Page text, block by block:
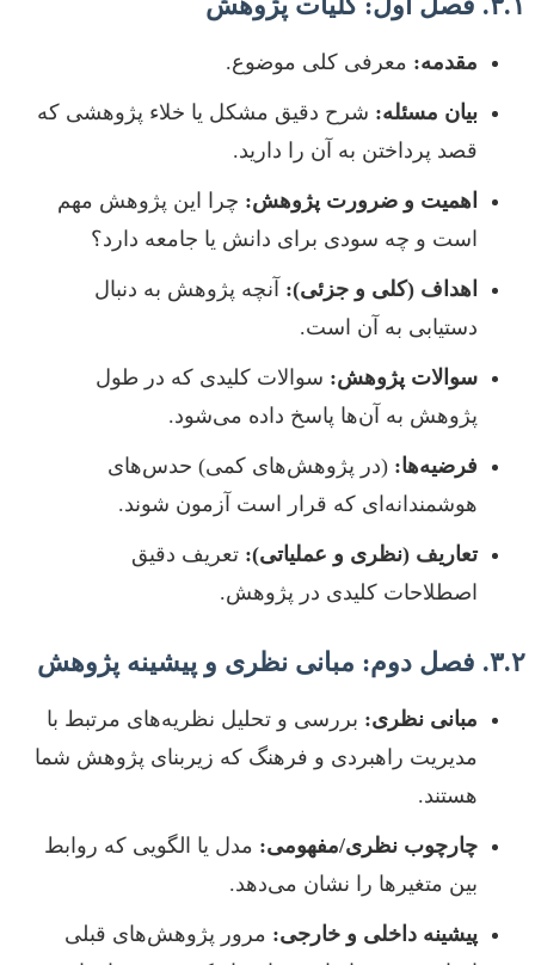
مقدمه: معرفی کلی موضوع.
بیان مسئله: شرح دقیق مشکل یا خلاء پژوهشی که
قصد پرداختن به آن را دارید.
اهمیت و ضرورت پژوهش: چرا این پژوهش مهم
است و چه سودی برای دانش یا جامعه دارد؟
اهداف (کلی و جزئی): آنچه پژوهش به دنبال
دستیابی به آن است.
سوالات پژوهش: سوالات کلیدی که در طول
پژوهش به آن‌ها پاسخ داده می‌شود.
فرضیه‌ها: (در پژوهش‌های کمی) حدس‌های
هوشمندانه‌ای که قرار است آزمون شوند.
تعاریف (نظری و عملیاتی): تعریف دقیق
اصطلاحات کلیدی در پژوهش.
۳.۲. فصل دوم: مبانی نظری و پیشینه پژوهش
مبانی نظری: بررسی و تحلیل نظریه‌های مرتبط با
مدیریت راهبردی و فرهنگ که زیربنای پژوهش شما
هستند.
چارچوب نظری/مفهومی: مدل یا الگویی که روابط
بین متغیرها را نشان می‌دهد.
پیشینه داخلی و خارجی: مرور پژوهش‌های قبلی